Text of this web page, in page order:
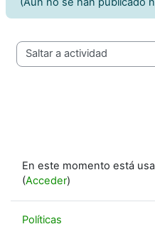
Saltar a actividad
En este momento está
(Acceder)
Políticas